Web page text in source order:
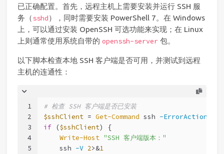
已正确配置。首先，远程主机上需要安装并运行 SSH 服
务（sshd），同时需要安装 PowerShell 7。在 Windows
上，可以通过安装 OpenSSH 可选功能来实现；在 Linux
上则通常使用系统自带的 openssh-server 包。
以下脚本检查本地 SSH 客户端是否可用，并测试到远程
主机的连通性：
1
2
3
4
5
# 检查 SSH 客户端是否已安装
$sshClient = Get-Command ssh -ErrorAction
if ($sshClient) {
Write-Host "SSH 客户端版本："
    ssh
-V 2>&1